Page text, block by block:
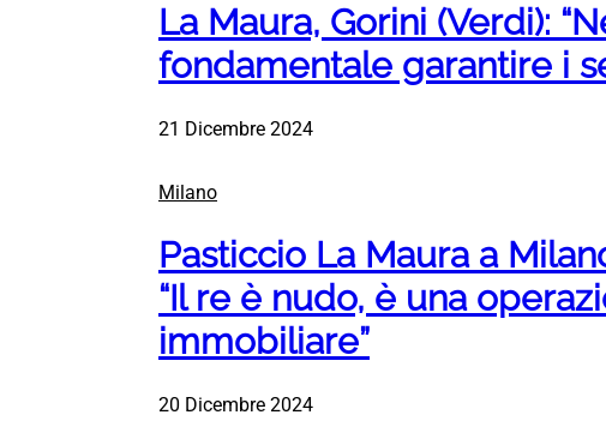
La Maura, Gorini (Verdi):
fondamentale garantire i
21 Dicembre 2024
Milano
Pasticcio La Maura a
“Il re è nudo, è una
immobiliare”
20 Dicembre 2024